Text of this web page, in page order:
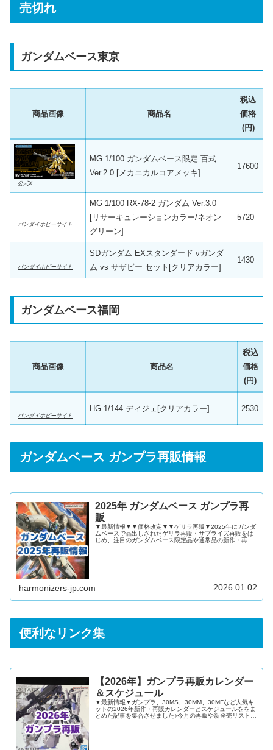
売切れ
ガンダムベース東京
商品画像 商品名
税込
価格
(円)
公式X
MG 1/100 ガンダムベース限定 百式
Ver.2.0 [メカニカルコアメッキ]
17600
バンダイホビーサイト
MG 1/100 RX-78-2 ガンダム Ver.3.0
[リサーキュレーションカラー/ネオン
グリーン]
5720
バンダイホビーサイト
SDガンダム EXスタンダード νガンダ
ム vs サザビー セット[クリアカラー]
1430
ガンダムベース福岡
商品画像 商品名
税込
価格
(円)
バンダイホビーサイト
HG 1/144 ディジェ[クリアカラー] 2530
ガンダムベース ガンプラ再販情報
2025年 ガンダムベース ガンプラ再
販
▼最新情報▼▼価格改定▼▼ゲリラ再販▼2025年にガンダ
ムベースで品出しされたゲリラ再販・サプライズ再販をは
じめ、注目のガンダムベース限定品や通常品の新作・再販
harmonizers-jp.com 2026.01.02
便利なリンク集
【2026年】ガンプラ再販カレンダー
＆スケジュール
▼最新情報▼ガンプラ、30MS、30MM、30MFなど人気キ
ットの2026年新作・再販カレンダーとスケジュールををま
とめた記事を集合させました♪今月の再販や新発売リストを